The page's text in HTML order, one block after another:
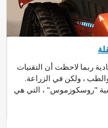
ربما لاحظت أن التقنيات
، ولكن في الزراعة.
2019 الشركة الروسية "روسكوزموس" ، التي هي